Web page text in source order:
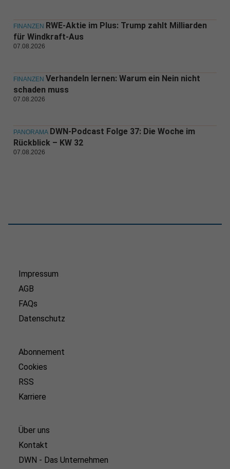
FINANZEN RWE-Aktie im Plus: Trump zahlt Milliarden
für Windkraft-Aus
07.08.2026
FINANZEN Verhandeln lernen: Warum ein Nein nicht
schaden muss
07.08.2026
PANORAMA DWN-Podcast Folge 37: Die Woche im
Rückblick – KW 32
07.08.2026
Impressum
AGB
FAQs
Datenschutz
Abonnement
Cookies
RSS
Karriere
Über uns
Kontakt
DWN - Das Unternehmen